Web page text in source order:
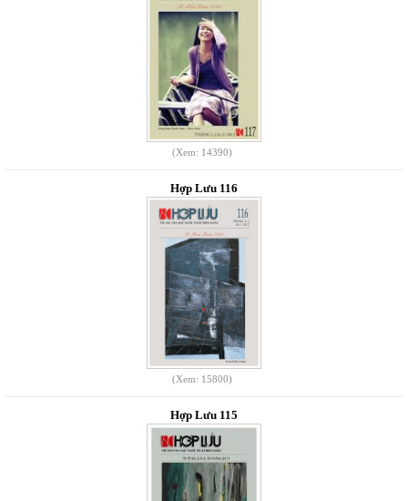
(Xem: 14390)
Hợp Lưu 116
(Xem: 15800)
Hợp Lưu 115